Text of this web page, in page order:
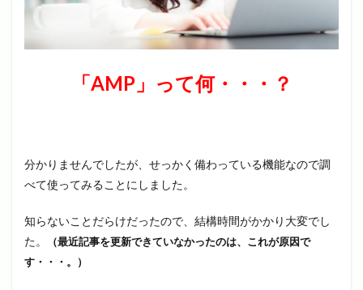
「AMP」って何・・・？
分かりませんでしたが、せっかく備わっている機能なので調
べて使ってみることにしました。
知らないことだらけだったので、結構時間がかかり大変でし
た。
（最近記事を更新できていなかったのは、これが原因で
す・・・。）